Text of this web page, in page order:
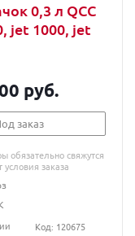
0,3 л QCC
jet 1000, jet
руб.
заказ
обязательно свяжутся
условия заказа
Код: 120675